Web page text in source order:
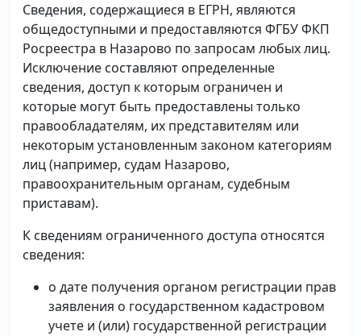
Сведения, содержащиеся в ЕГРН, являются
общедоступными и предоставляются ФГБУ ФКП
Росреестра в Назарово по запросам любых лиц.
Исключение составляют определенные
сведения, доступ к которым ограничен и
которые могут быть предоставлены только
правообладателям, их представителям или
некоторым установленным законом категориям
лиц (например, судам Назарово,
правоохранительным органам, судебным
приставам).
К сведениям ограниченного доступа относятся
сведения:
о дате получения органом регистрации прав
заявления о государственном кадастровом
учете и (или) государственной регистрации